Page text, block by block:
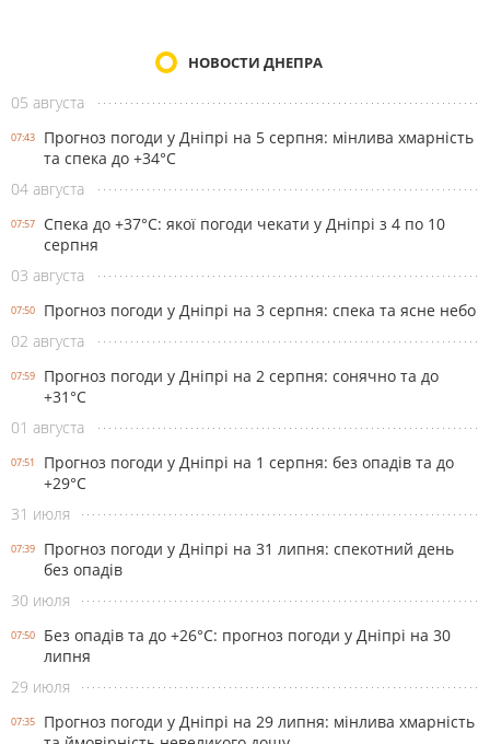
НОВОСТИ ДНЕПРА
05 августа
07:43
Прогноз погоди у Дніпрі на 5 серпня: мінлива хмарність
та спека до +34°С
04 августа
07:57
Спека до +37°С: якої погоди чекати у Дніпрі з 4 по 10
серпня
03 августа
07:50
Прогноз погоди у Дніпрі на 3 серпня: спека та ясне небо
02 августа
07:59
Прогноз погоди у Дніпрі на 2 серпня: сонячно та до
+31°С
01 августа
07:51
Прогноз погоди у Дніпрі на 1 серпня: без опадів та до
+29°С
31 июля
07:39
Прогноз погоди у Дніпрі на 31 липня: спекотний день
без опадів
30 июля
07:50
Без опадів та до +26°С: прогноз погоди у Дніпрі на 30
липня
29 июля
07:35
Прогноз погоди у Дніпрі на 29 липня: мінлива хмарність